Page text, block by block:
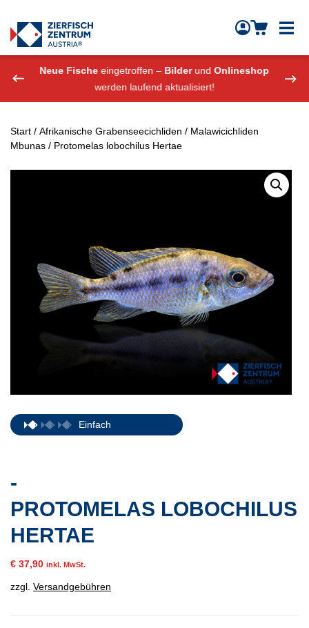
Zierfisch Aquarium Austria
Neue Fische eingetroffen – BilderundOnlineshop
werden laufend aktualisiert!
Start / Afrikanische Grabenseecichliden / Malawicichliden
Mbunas / Protomelas lobochilus Hertae
Einfach
-
PROTOMELAS LOBOCHILUS
HERTAE
€ 37,90 inkl. MwSt.
zzgl. Versandgebühren